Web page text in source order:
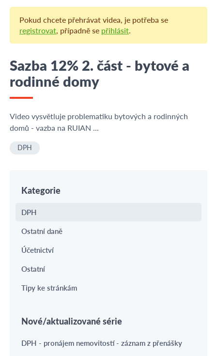
Pokud chcete přehrávat videa, je potřeba se
registrovat, případně se přihlásit.
Sazba 12% 2. část - bytové a
rodinné domy
Video vysvětluje problematiku bytových a rodinných
domů - vazba na RUIAN ...
DPH
Kategorie
DPH
Ostatní daně
Účetnictví
Ostatní
Tipy ke stránkám
Nové/aktualizované série
DPH - pronájem nemovitostí - záznam z přenášky